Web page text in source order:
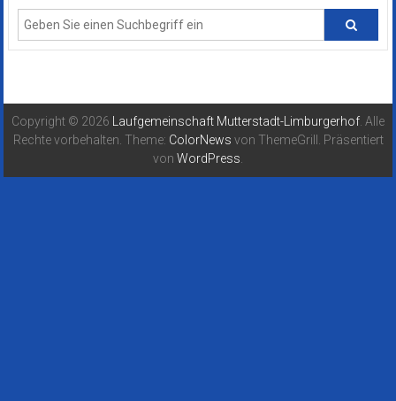
Copyright © 2026 Laufgemeinschaft Mutterstadt-Limburgerhof . Alle
Rechte vorbehalten. Theme: ColorNews von ThemeGrill. Präsentiert
von WordPress